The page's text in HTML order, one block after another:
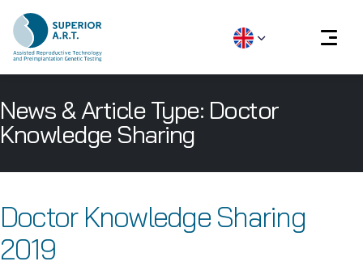
to
content
News & Article Type: Doctor
Knowledge Sharing
Doctor Knowledge Sharing
2019